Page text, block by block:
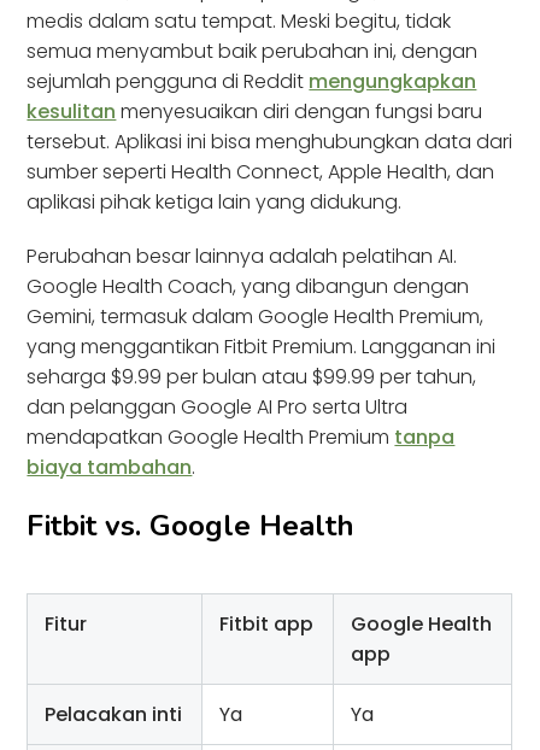
medis dalam satu tempat. Meski begitu, tidak
semua menyambut baik perubahan ini, dengan
sejumlah pengguna di Reddit mengungkapkan
kesulitan menyesuaikan diri dengan fungsi baru
tersebut. Aplikasi ini bisa menghubungkan data dari
sumber seperti Health Connect, Apple Health, dan
aplikasi pihak ketiga lain yang didukung.
Perubahan besar lainnya adalah pelatihan AI.
Google Health Coach, yang dibangun dengan
Gemini, termasuk dalam Google Health Premium,
yang menggantikan Fitbit Premium. Langganan ini
seharga $9.99 per bulan atau $99.99 per tahun,
dan pelanggan Google AI Pro serta Ultra
mendapatkan Google Health Premium tanpa
biaya tambahan.
Fitbit vs. Google Health
Fitur Fitbit app
Google Health
app
Pelacakan inti Ya Ya